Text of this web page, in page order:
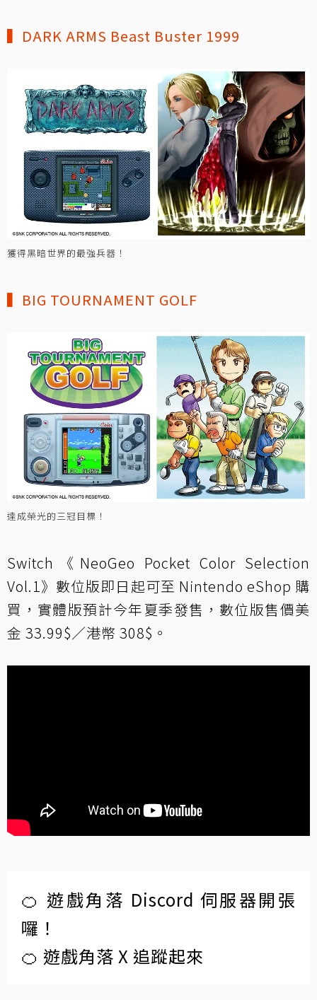
▍DARK ARMS Beast Buster 1999
獲得黑暗世界的最強兵器！
▍BIG TOURNAMENT GOLF
達成榮光的三冠目標！
Switch《NeoGeo Pocket Color Selection
Vol.1》數位版即日起可至 Nintendo eShop 購
買，實體版預計今年夏季發售，數位版售價美
金 33.99$／港幣 308$。
🍊 遊戲角落 Discord 伺服器開張
囉！
🍊 遊戲角落 X 追蹤起來